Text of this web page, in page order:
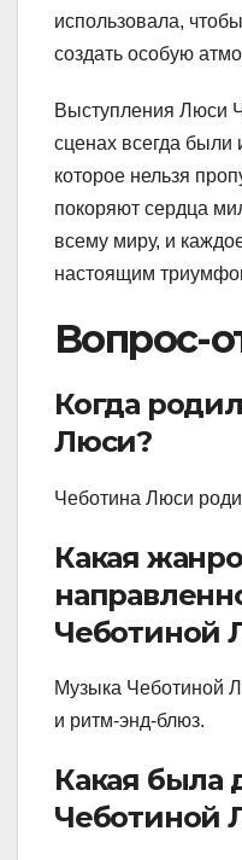
использовала,
создать особую
Выступления Люси
сценах всегда были
которое нельзя
покоряют сердца
всему миру, и
настоящим
Вопрос-
Когда
Люси?
Чеботина Люси
Какая
Чеботиной
Музыка Чеботиной
и ритм-энд-блюз.
Какая была
Чеботиной